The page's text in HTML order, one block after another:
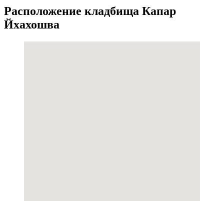
Расположение кладбища Капар
Йхахошва